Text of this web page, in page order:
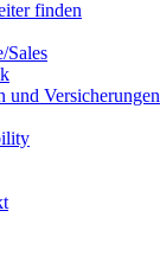
finden
Sales
und Versicherungen